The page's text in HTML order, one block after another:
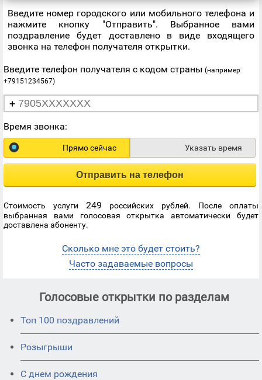
Введите номер городского или мобильного телефона и
нажмите кнопку "Отправить". Выбранное вами
поздравление будет доставлено в виде входящего
звонка на телефон получателя открытки.
Введите телефон получателя с кодом страны (например
+79151234567)
+
Время звонка:
Прямо сейчас Указать время
Отправить на телефон
Стоимость услуги 249 российских рублей. После оплаты
выбранная вами голосовая открытка автоматически будет
доставлена абоненту.
Сколько мне это будет стоить?
Часто задаваемые вопросы
Голосовые открытки по разделам
Топ 100 поздравлений
Розыгрыши
С днем рождения